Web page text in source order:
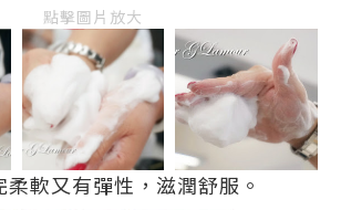
點擊圖片放大
柔軟又有彈性，滋潤舒服。